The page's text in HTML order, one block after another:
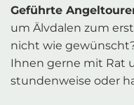
Geführte
um Älvdalen zum
nicht wie
Ihnen gerne mit Rat
stundenweise oder